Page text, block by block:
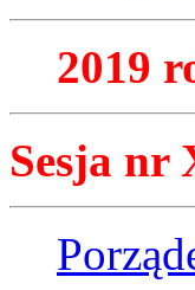
2019
Sesja nr